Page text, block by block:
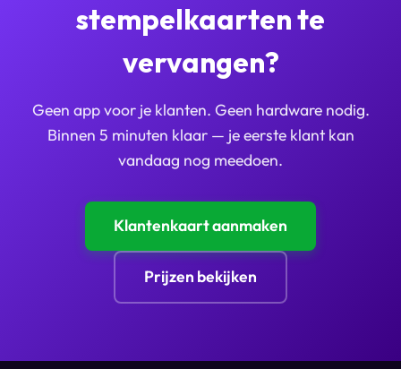
stempelkaarten te
vervangen?
Geen app voor je klanten. Geen hardware nodig.
Binnen 5 minuten klaar — je eerste klant kan
vandaag nog meedoen.
Klantenkaart aanmaken
Prijzen bekijken